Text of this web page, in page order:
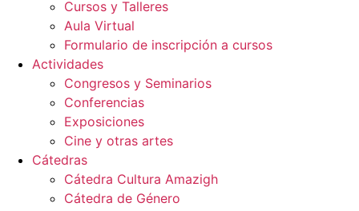
Cursos y Talleres
Aula Virtual
Formulario de inscripción a cursos
Actividades
Congresos y Seminarios
Conferencias
Exposiciones
Cine y otras artes
Cátedras
Cátedra Cultura Amazigh
Cátedra de Género